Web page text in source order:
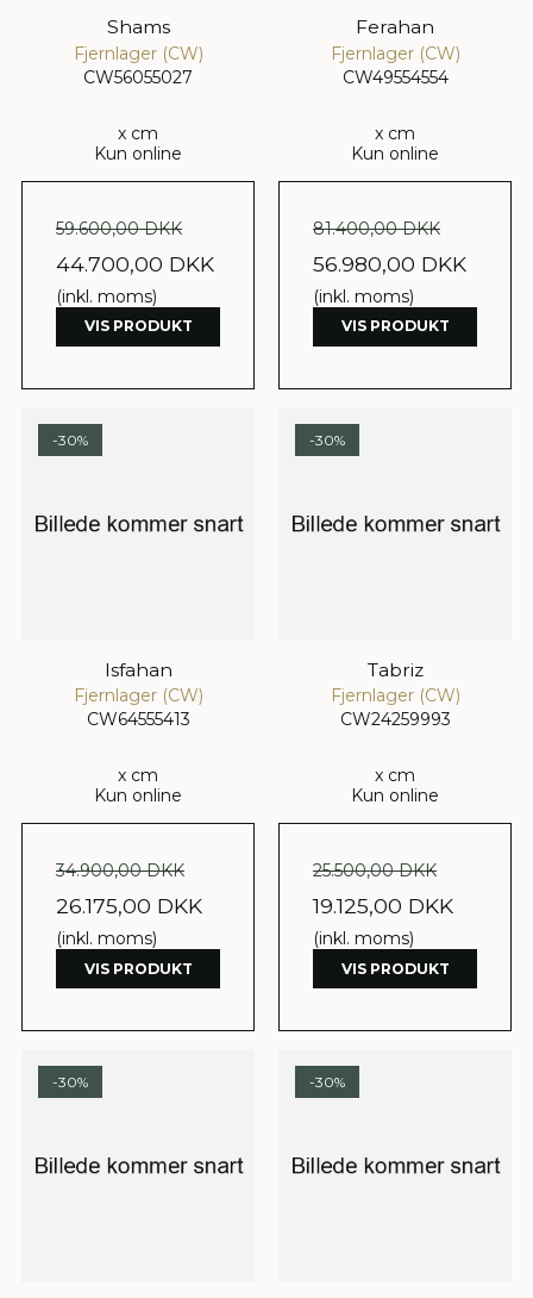
Shams
Fjernlager (CW)
CW56055027
x cm
Kun online
59.600,00 DKK
44.700,00 DKK
(inkl. moms)
VIS PRODUKT
Ferahan
Fjernlager (CW)
CW49554554
x cm
Kun online
81.400,00 DKK
56.980,00 DKK
(inkl. moms)
VIS PRODUKT
-30%
Isfahan
Fjernlager (CW)
CW64555413
x cm
Kun online
34.900,00 DKK
26.175,00 DKK
(inkl. moms)
VIS PRODUKT
-30%
Tabriz
Fjernlager (CW)
CW24259993
x cm
Kun online
25.500,00 DKK
19.125,00 DKK
(inkl. moms)
VIS PRODUKT
-30% -30%